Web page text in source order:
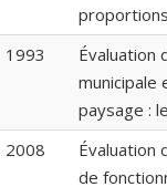
1993
Évaluation
municipale
paysage :
2008
Évaluation
de